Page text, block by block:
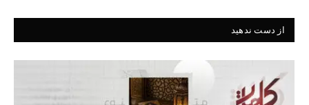
از دست ندهید